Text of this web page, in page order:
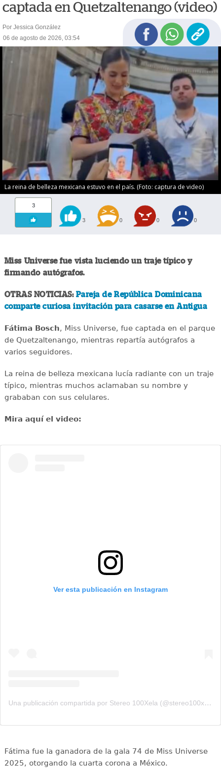
captada en Quetzaltenango (video)
Por Jessica González
06 de agosto de 2026, 03:54
La reina de belleza mexicana estuvo en el país. (Foto: captura de video)
3
3 0 0 0
Miss Universe fue vista luciendo un traje típico y
firmando autógrafos.
OTRAS NOTICIAS: Pareja de República Dominicana
comparte curiosa invitación para casarse en Antigua
Fátima Bosch, Miss Universe, fue captada en el parque
de Quetzaltenango, mientras repartía autógrafos a
varios seguidores.
La reina de belleza mexicana lucía radiante con un traje
típico, mientras muchos aclamaban su nombre y
grababan con sus celulares.
Mira aquí el video:
Ver esta publicación en Instagram
Una publicación compartida por Stereo 100Xela (@stereo100xela)
Fátima fue la ganadora de la gala 74 de Miss Universe
2025, otorgando la cuarta corona a México.